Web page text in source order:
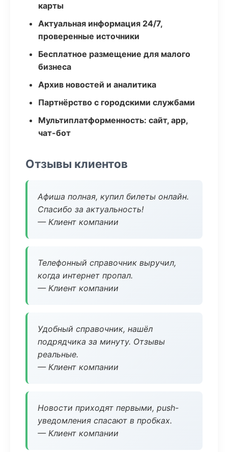
карты
Актуальная информация 24/7,
проверенные источники
Бесплатное размещение для малого
бизнеса
Архив новостей и аналитика
Партнёрство с городскими службами
Мультиплатформенность: сайт, app,
чат-бот
Отзывы клиентов
Афиша полная, купил билеты онлайн.
Спасибо за актуальность!
— Клиент компании
Телефонный справочник выручил,
когда интернет пропал.
— Клиент компании
Удобный справочник, нашёл
подрядчика за минуту. Отзывы
реальные.
— Клиент компании
Новости приходят первыми, push-
уведомления спасают в пробках.
— Клиент компании